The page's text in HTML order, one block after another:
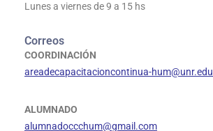
Lunes a viernes de 9 a 15 hs
Correos
COORDINACIÓN
areadecapacitacioncontinua-
ALUMNADO
alumnadoccchum@gmail.com